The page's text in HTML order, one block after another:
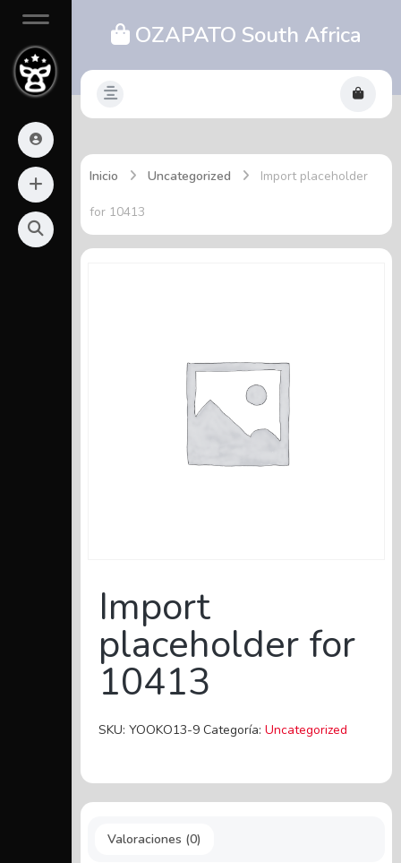
OZAPATO South Africa
Inicio Uncategorized Import placeholder
for 10413
Import
placeholder for
10413
SKU: YOOKO13-9 Categoría: Uncategorized
Valoraciones (0)